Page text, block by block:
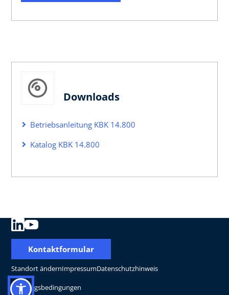
Downloads
Betriebsanleitung KBK 14.800
Katalog KBK 14.800
Standort ändernImpressumDatenschutzhinweis
Nutzungsbedingungen
Kontaktformular